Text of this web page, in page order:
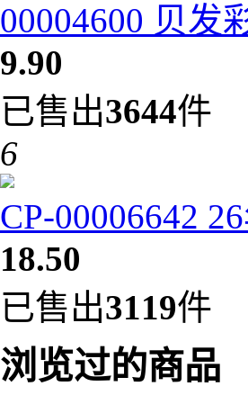
00004600 贝发
9.90
已售出3644件
6
CP-00006642
18.50
已售出3119件
浏览过的商品